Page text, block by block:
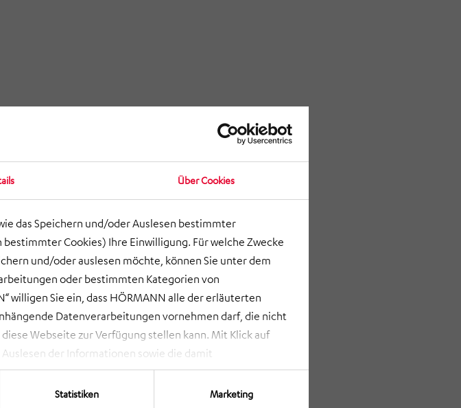
Über Cookies
das Speichern und/oder Auslesen bestimmter
Cookies) Ihre Einwilligung. Für welche Zwecke
und/oder auslesen möchte, können Sie unter dem
oder bestimmten Kategorien von
willigen Sie ein, dass HÖRMANN alle der erläuterten
Datenverarbeitungen vornehmen darf, die nicht
Webseite zur Verfügung stellen kann. Mit Klick auf
Auslesen der Informationen sowie die damit
haben. Eine Anpassung ist bei Klick auf „ANPASSEN“
Ihre Einwilligung ab und es werden nur die Informationen
Statistiken Marketing